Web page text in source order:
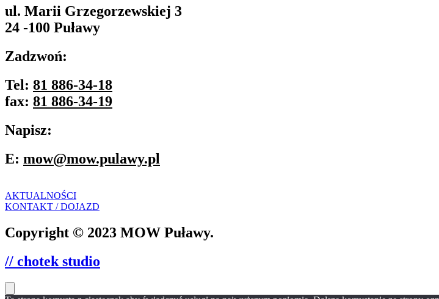
ul. Marii Grzegorzewskiej 3
24 -100 Puławy
Zadzwoń:
Tel: 81 886-34-18
fax: 81 886-34-19
Napisz:
E: mow@mow.pulawy.pl
AKTUALNOŚCI
KONTAKT / DOJAZD
Copyright © 2023 MOW Puławy.
// chotek studio